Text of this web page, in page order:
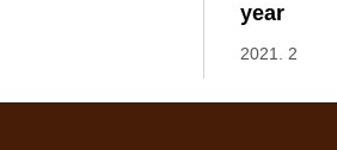
year
2021. 2